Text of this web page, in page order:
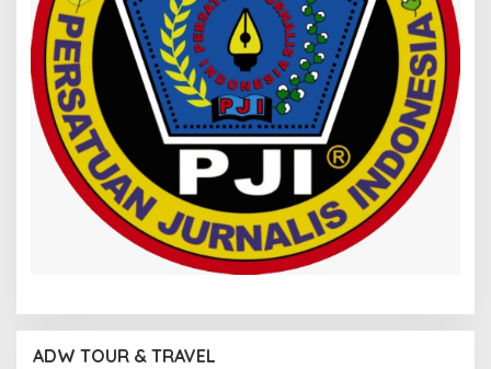
ADW TOUR & TRAVEL